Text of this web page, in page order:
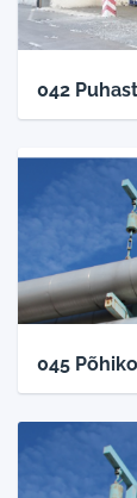
042
045